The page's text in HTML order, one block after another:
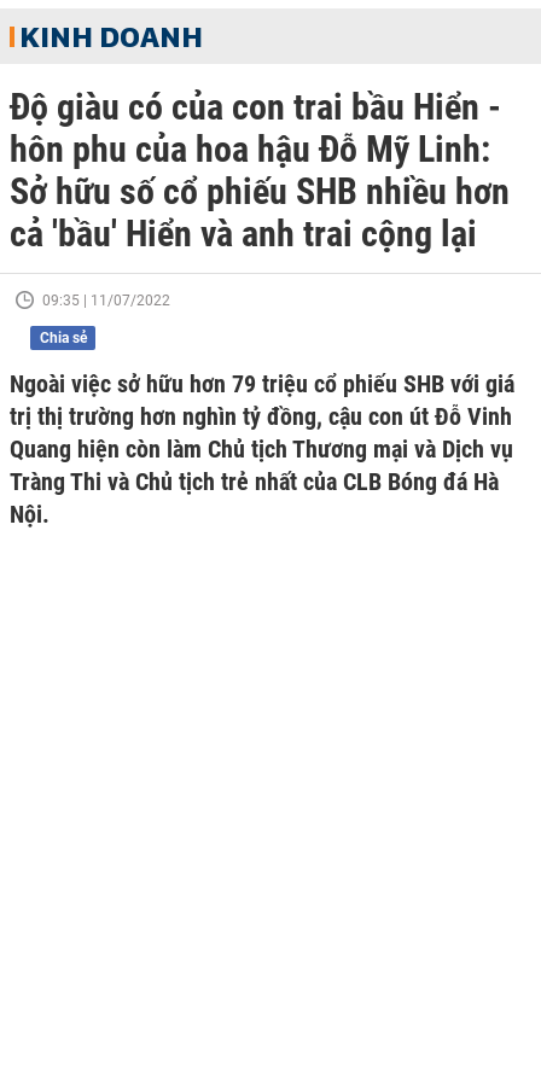
KINH DOANH
Độ giàu có của con trai bầu Hiển -
hôn phu của hoa hậu Đỗ Mỹ Linh:
Sở hữu số cổ phiếu SHB nhiều hơn
cả 'bầu' Hiển và anh trai cộng lại
09:35 | 11/07/2022
Chia sẻ
Ngoài việc sở hữu hơn 79 triệu cổ phiếu SHB với giá
trị thị trường hơn nghìn tỷ đồng, cậu con út Đỗ Vinh
Quang hiện còn làm Chủ tịch Thương mại và Dịch vụ
Tràng Thi và Chủ tịch trẻ nhất của CLB Bóng đá Hà
Nội.